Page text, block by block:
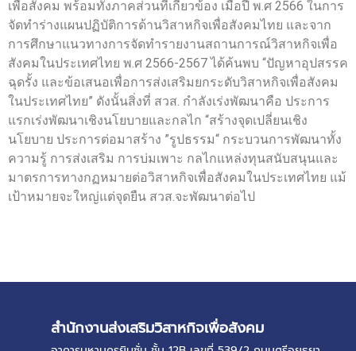
เพื่อสังคม พร้อมทั้งภาคส่วนที่เกี่ยวข้อง เมื่อปี พ.ศ 2566 ในการ
จัดทำร่างแผนปฏิบัติการด้านวิสาหกิจเพื่อสังคมไทย และจาก
การศึกษาแนวทางการจัดทำรายงานสถานการณ์วิสาหกิจเพื่อ
สังคมในประเทศไทย พ.ศ 2566-2567 ได้ค้นพบ “ปัญหาอุปสรรค
ฉุดรั้ง และข้อเสนอเพื่อการส่งเสริมยกระดับวิสาหกิจเพื่อสังคม
ในประเทศไทย” ดังนั้นสิ่งที่ สวส. กำลังเร่งพัฒนาคือ ประการ
แรกเร่งพัฒนาเชิงนโยบายและกลไก “สร้างจุดเปลี่ยนเชิง
นโยบาย ประการต่อมาสร้าง ”รูปธรรม“ กระบวนการพัฒนาทั้ง
ความรู้ การส่งเสริม การบ่มเพาะ กลไกแหล่งทุนสนับสนุนและ
มาตรการทางกฏหมายต่อวิสาหกิจเพื่อสังคมในประเทศไทย แม้
เป้าหมายจะใหญ่แต่จุดยืน สวส.จะพัฒนาต่อไป
สำนักงานส่งเสริมวิสาหกิจเพื่อสังคม